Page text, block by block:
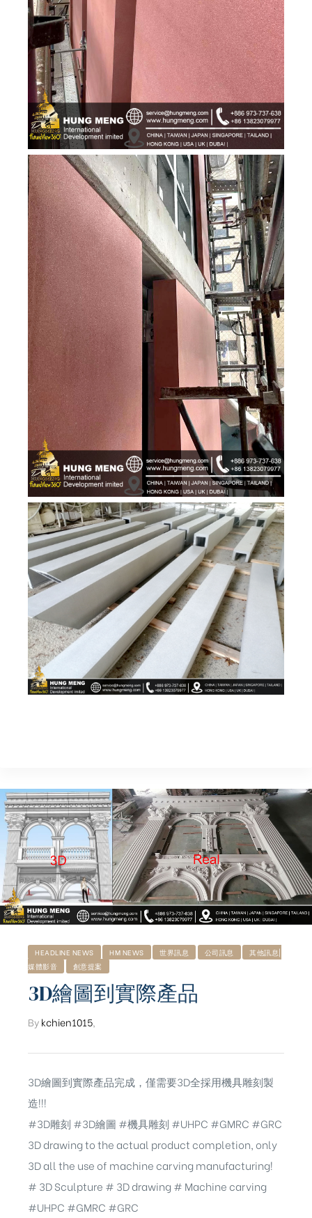
HEADLINE NEWS HM NEWS 世界訊息 公司訊息
其他訊息|
媒體影音
創意提案
3D繪圖到實際產品
Bykchien1015
3D繪圖到實際產品完成，僅需要3D全採用機具雕刻製
造!!!
#3D雕刻 #3D繪圖 #機具雕刻 #UHPC #GMRC #GRC
3D drawing to the actual product completion, only
3D all the use of machine carving manufacturing!
# 3D Sculpture # 3D drawing # Machine carving
#UHPC #GMRC #GRC